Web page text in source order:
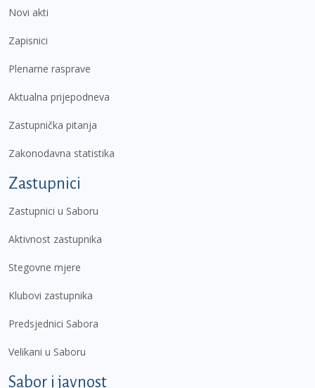
Novi akti
Zapisnici
Plenarne rasprave
Aktualna prijepodneva
Zastupnička pitanja
Zakonodavna statistika
Zastupnici
Zastupnici u Saboru
Aktivnost zastupnika
Stegovne mjere
Klubovi zastupnika
Predsjednici Sabora
Velikani u Saboru
Sabor i javnost